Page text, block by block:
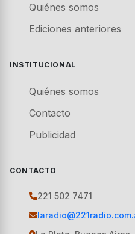
Quiénes somos
Ediciones anteriores
INSTITUCIONAL
Quiénes somos
Contacto
Publicidad
CONTACTO
221 502 7471